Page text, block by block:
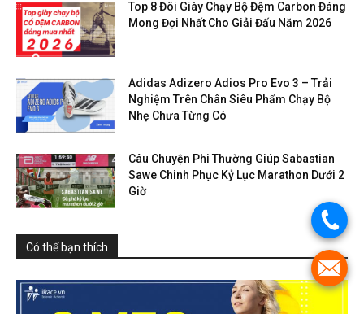
Top 8 Đôi Giày Chạy Bộ Đệm Carbon Đáng
Mong Đợi Nhất Cho Giải Đấu Năm 2026
Adidas Adizero Adios Pro Evo 3 – Trải
Nghiệm Trên Chân Siêu Phẩm Chạy Bộ
Nhẹ Chưa Từng Có
Câu Chuyện Phi Thường Giúp Sabastian
Sawe Chinh Phục Kỷ Lục Marathon Dưới 2
Giờ
Có thể bạn thích
.
.